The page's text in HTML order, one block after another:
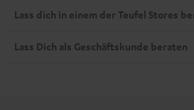
Lass dich in einem der Teufel Stores
Lass Dich als Geschäftskunde beraten